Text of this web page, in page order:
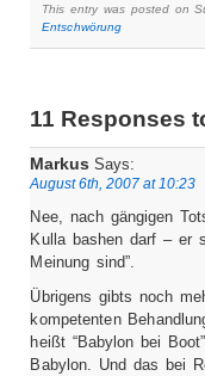
This entry was posted on
Entschwörung
11 Responses
Markus Says:
August 6th, 2007 at 10:23
Nee, nach gängigen
Kulla bashen darf – er
Meinung sind”.
Übrigens gibts noch
kompetenten
heißt “Babylon bei
Babylon. Und das bei